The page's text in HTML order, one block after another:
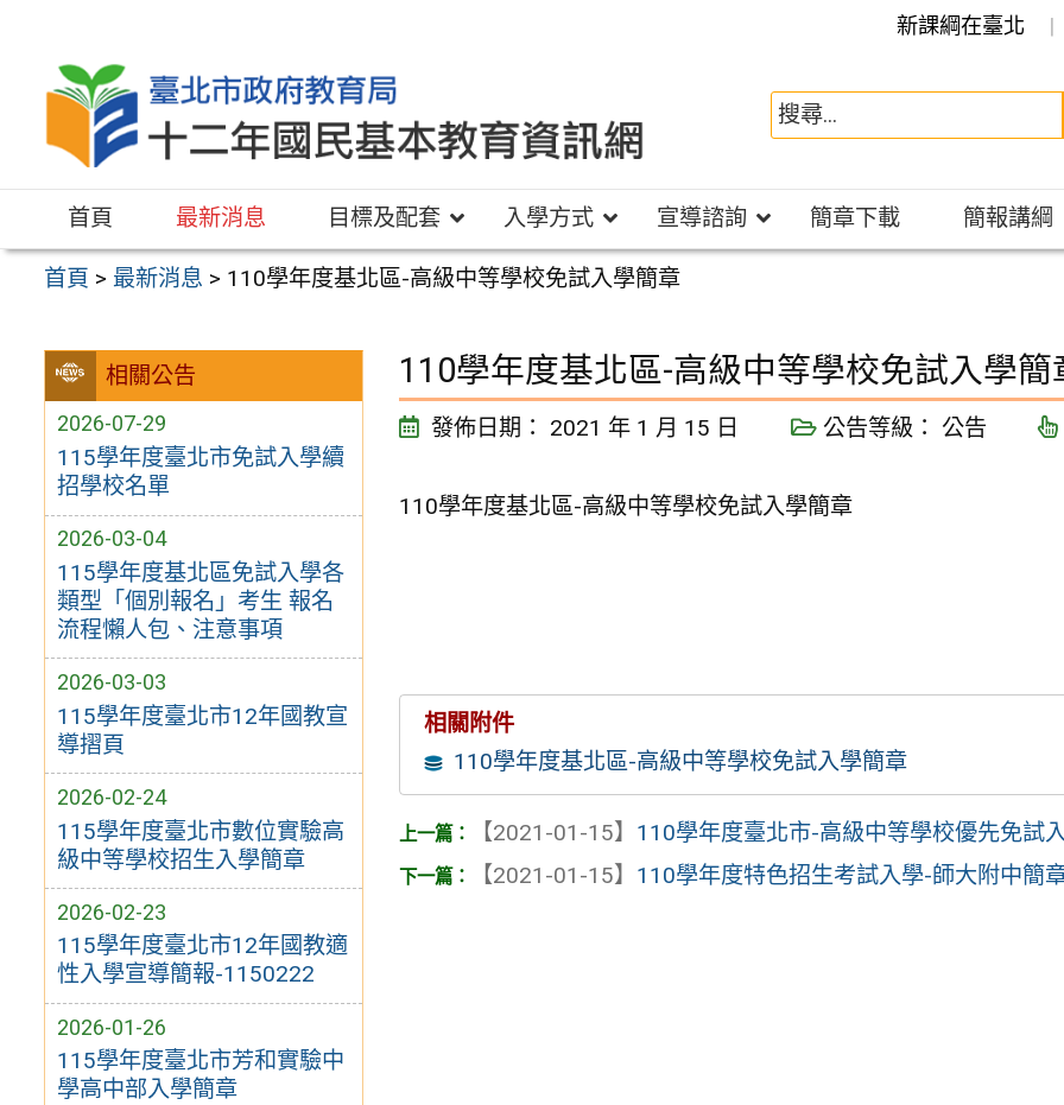
容
新課綱在臺北
首頁 最新消息 目標及配套 入學方式 宣導諮詢 簡章下載 簡報講綱
首頁 > 最新消息 > 110學年度基北區-高級中等學校免試入學簡章
相關公告
2026-07-29
115學年度臺北市免試入學續
招學校名單
2026-03-04
115學年度基北區免試入學各
類型「個別報名」考生 報名
流程懶人包、注意事項
2026-03-03
115學年度臺北市12年國教宣
導摺頁
2026-02-24
115學年度臺北市數位實驗高
級中等學校招生入學簡章
2026-02-23
115學年度臺北市12年國教適
性入學宣導簡報-1150222
2026-01-26
115學年度臺北市芳和實驗中
學高中部入學簡章
110學年度基北區-高級中等學校免試入學簡
發佈日期： 2021 年 1 月 15 日 公告等級： 公告
110學年度基北區-高級中等學校免試入學簡章
相關附件
110學年度基北區-高級中等學校免試入學簡章
【2021-01-15】 110學年度臺北市-高級中等學校優先免試
【2021-01-15】 110學年度特色招生考試入學-師大附中簡